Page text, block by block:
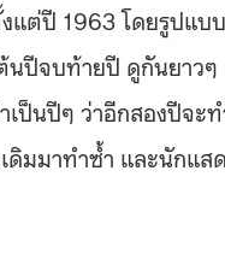
แต่ปี 1963 โดยรูปแบบ
นปีจบท้ายปี ดูกันยาวๆ
ป็นปีๆ ว่าอีกสองปีจะ
ดิมมาทำซ้ำ และนักแส